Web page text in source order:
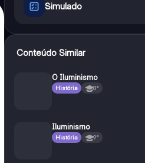
Simulado
Conteúdo Similar
O Iluminismo
História 8°
Iluminismo
História 9°